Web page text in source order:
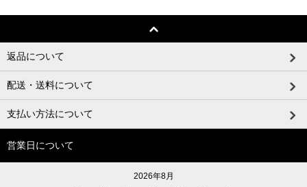
返品について
配送・送料について
支払い方法について
営業日について
2026年8月